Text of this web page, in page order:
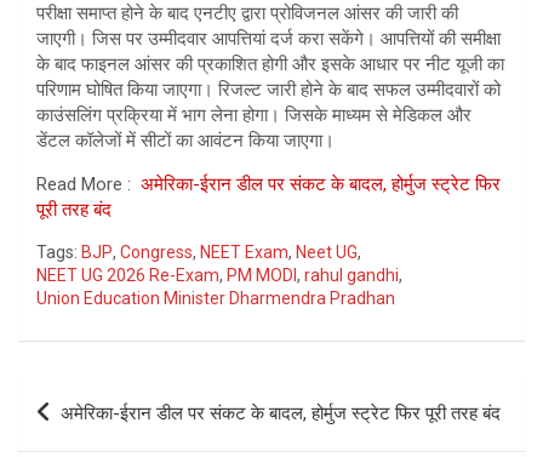
परीक्षा समाप्त होने के बाद एनटीए द्वारा प्रोविजनल आंसर की जारी की
जाएगी। जिस पर उम्मीदवार आपत्तियां दर्ज करा सकेंगे। आपत्तियों की समीक्षा
के बाद फाइनल आंसर की प्रकाशित होगी और इसके आधार पर नीट यूजी का
परिणाम घोषित किया जाएगा। रिजल्ट जारी होने के बाद सफल उम्मीदवारों को
काउंसलिंग प्रक्रिया में भाग लेना होगा। जिसके माध्यम से मेडिकल और
डेंटल कॉलेजों में सीटों का आवंटन किया जाएगा।
Read More : अमेरिका-ईरान डील पर संकट के बादल, होर्मुज स्ट्रेट फिर
पूरी तरह बंद
Tags: BJP, Congress, NEET Exam, Neet UG,
NEET UG 2026 Re-Exam, PM MODI , rahul gandhi,
Union Education Minister Dharmendra Pradhan
Post
navigation
अमेरिका-ईरान डील पर संकट के बादल, होर्मुज स्ट्रेट फिर पूरी तरह बंद